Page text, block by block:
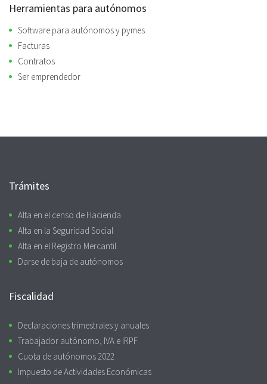
Herramientas para autónomos
Software para autónomos y pymes
Facturas
Contratos
Ser emprendedor
Trámites
Alta en el censo de Hacienda
Alta en la Seguridad Social
Alta en el Registro Mercantil
Darse de baja de autónomos
Fiscalidad
Declaraciones trimestrales y anuales
Trabajador autónomo, IVA e IRPF
Cuota de autónomos 2022
Impuesto de Actividades Económicas